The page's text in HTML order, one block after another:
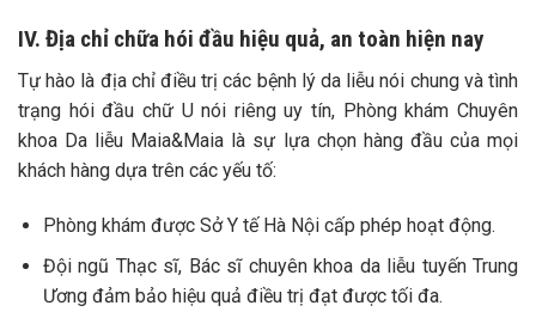
IV. Địa chỉ chữa hói đầu hiệu quả, an toàn hiện nay
Tự hào là địa chỉ điều trị các bệnh lý da liễu nói chung và tình
trạng hói đầu chữ U nói riêng uy tín, Phòng khám Chuyên
khoa Da liễu Maia&Maia là sự lựa chọn hàng đầu của mọi
khách hàng dựa trên các yếu tố:
Phòng khám được Sở Y tế Hà Nội cấp phép hoạt động.
Đội ngũ Thạc sĩ, Bác sĩ chuyên khoa da liễu tuyến Trung
Ương đảm bảo hiệu quả điều trị đạt được tối đa.